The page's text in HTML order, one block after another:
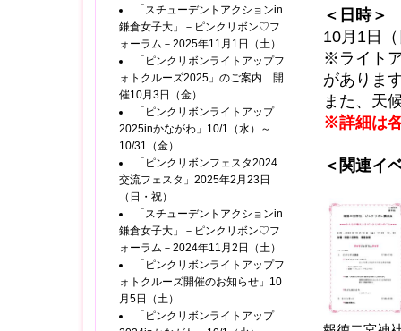
＜日時＞
10月1日
※ライト
がありま
また、天
※詳細は
＜関連イ
「スチューデントアクションin
鎌倉女子大」－ピンクリボン♡フ
ォーラム－2025年11月1日（土）
「ピンクリボンライトアップフ
ォトクルーズ2025」のご案内 開
催10月3日（金）
「ピンクリボンライトアップ
2025inかながわ」10/1（水）～
10/31（金）
「ピンクリボンフェスタ2024
交流フェスタ」2025年2月23日
（日・祝）
「スチューデントアクションin
鎌倉女子大」－ピンクリボン♡フ
ォーラム－2024年11月2日（土）
「ピンクリボンライトアップフ
ォトクルーズ開催のお知らせ」10
月5日（土）
「ピンクリボンライトアップ